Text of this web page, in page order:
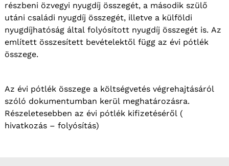
részbeni özvegyi nyugdíj összegét, a második szülő
utáni családi nyugdíj összegét, illetve a külföldi
nyugdíjhatóság által folyósított nyugdíj összegét is. Az
említett összesített bevételektől függ az évi pótlék
összege.
Az évi pótlék összege a költségvetés végrehajtásáról
szóló dokumentumban kerül meghatározásra.
Részeletesebben az évi pótlék kifizetéséről (
hivatkozás – folyósítás)